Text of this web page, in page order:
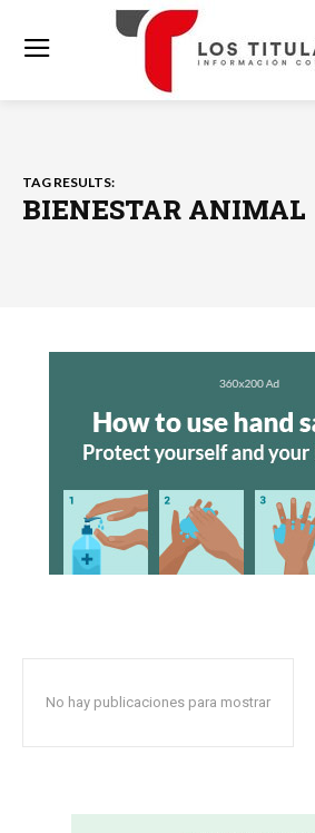
TAG RESULTS:
BIENESTAR ANIMAL
No hay publicaciones para mostrar